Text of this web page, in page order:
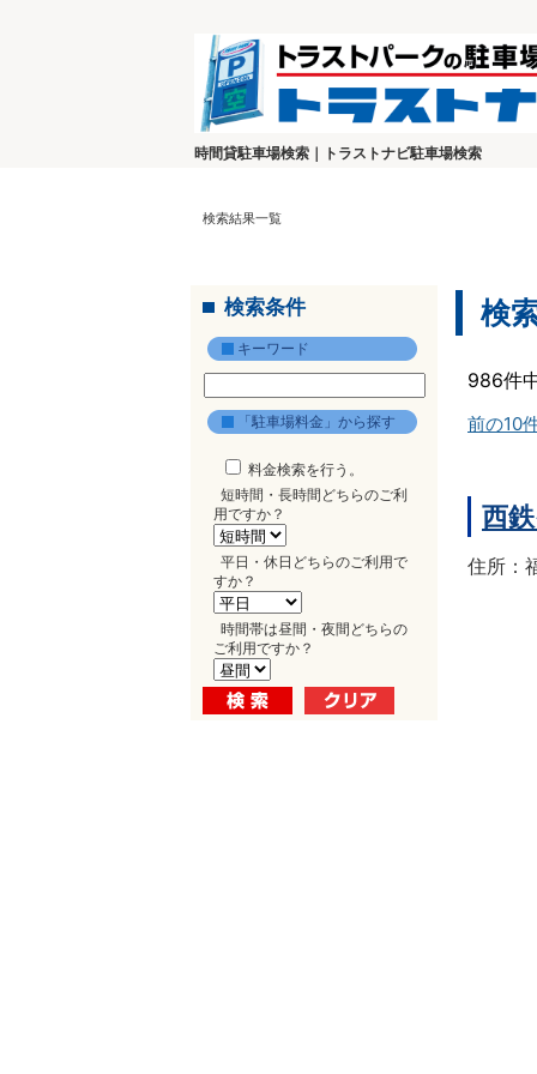
時間貸駐車場検索｜トラストナビ駐車場検索
検索結果一覧
検索条件
キーワード
「駐車場料金」から探す
料金検索を行う。
短時間・長時間どちらのご利
用ですか？
平日・休日どちらのご利用で
すか？
時間帯は昼間・夜間どちらの
ご利用ですか？
検
986件
前の10
西
住所：